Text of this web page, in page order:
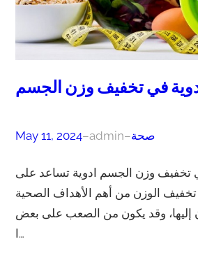
في تخفيف وزن الجسم
May 11, 2024–admin–صحة
تخفيف وزن الجسم ادوية تساعد على
تخفيف الوزن من أهم الأهداف الصحية
إليها، وقد يكون من الصعب على بعض
ا…